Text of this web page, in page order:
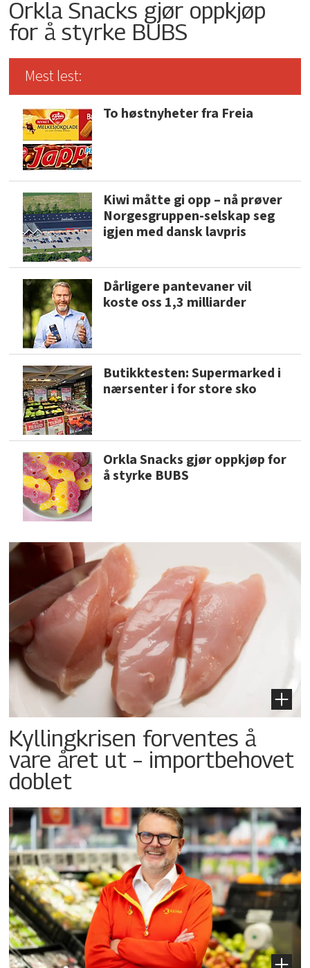
Orkla Snacks gjør oppkjøp
for å styrke BUBS
Mest lest:
To høstnyheter fra Freia
Kiwi måtte gi opp – nå prøver
Norgesgruppen-selskap seg
igjen med dansk lavpris
Dårligere pantevaner vil
koste oss 1,3 milliarder
Butikktesten: Supermarked i
nærsenter i for store sko
Orkla Snacks gjør oppkjøp for
å styrke BUBS
Kyllingkrisen forventes å
vare året ut – importbehovet
doblet